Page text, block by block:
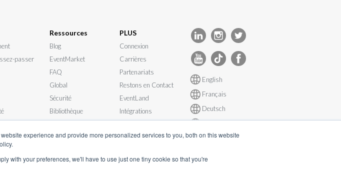
experience and provide more personalized services to you, both on this website
with your preferences, we'll have to use just one tiny cookie so that you're
passer
Ressources
Blog
EventMarket
FAQ
Global
Sécurité
Bibliothèque
PLUS
Connexion
Carrières
Partenariats
Restons en Contact
EventLand
Intégrations
English
Français
Deutsch